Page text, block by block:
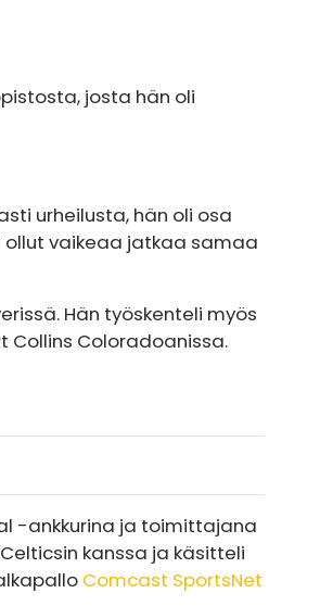
josta hän oli
urheilusta, hän oli osa
ollut vaikeaa jatkaa samaa
Hän työskenteli myös
Collins Coloradoanissa.
-ankkurina ja toimittajana
kanssa ja käsitteli
Comcast SportsNet